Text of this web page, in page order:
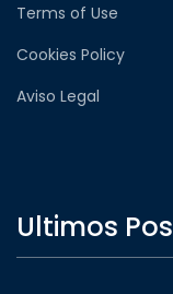
Terms of Use
Cookies Policy
Aviso Legal
Ultimos